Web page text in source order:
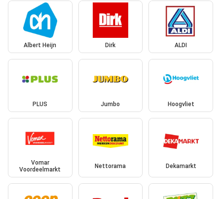
Albert Heijn Dirk ALDI
PLUS Jumbo Hoogvliet
Vomar
Voordeelmarkt
Nettorama Dekamarkt